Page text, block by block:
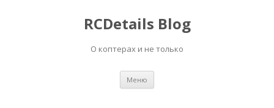
RCDetails Blog
О коптерах и не только
Меню